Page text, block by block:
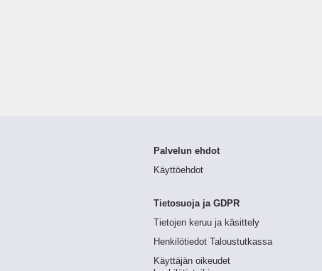
Palvelun ehdot
Käyttöehdot
Tietosuoja ja GDPR
Tietojen keruu ja käsittely
Henkilötiedot Taloustutkassa
Käyttäjän oikeudet